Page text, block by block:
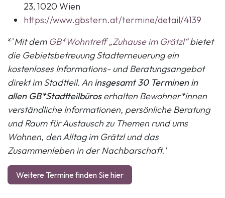
23, 1020 Wien
https://www.gbstern.at/termine/detail/4139
*'Mit dem GB*Wohntreff „Zuhause im Grätzl“bietet
die Gebietsbetreuung Stadterneuerung ein
kostenloses Informations- und Beratungsangebot
direkt im Stadtteil. An insgesamt 30 Terminen in
allen GB*Stadtteilbüroserhalten Bewohner*innen
verständliche Informationen, persönliche Beratung
und Raum für Austausch zu Themen rund ums
Wohnen, den Alltag im Grätzl und das
Zusammenleben in der Nachbarschaft.'
Weitere Termine finden Sie hier